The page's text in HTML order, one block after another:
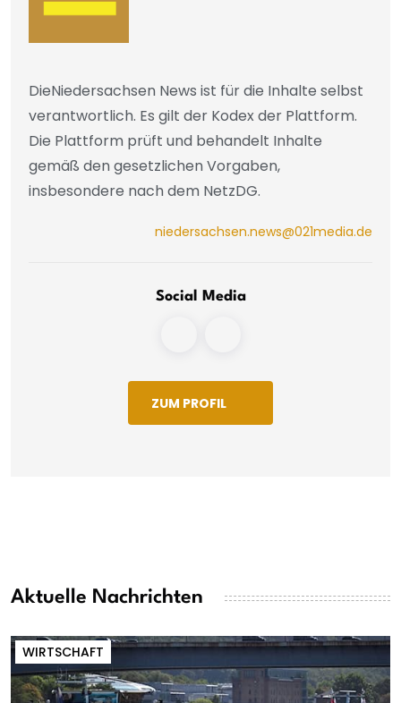
DieNiedersachsen News ist für die Inhalte selbst
verantwortlich. Es gilt der Kodex der Plattform.
Die Plattform prüft und behandelt Inhalte
gemäß den gesetzlichen Vorgaben,
insbesondere nach dem NetzDG.
niedersachsen.news@021media.de
Social Media
ZUM PROFIL
Aktuelle Nachrichten
WIRTSCHAFT